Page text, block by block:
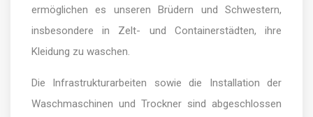
ermöglichen es unseren Brüdern und Schwestern,
insbesondere in Zelt- und Containerstädten, ihre
Kleidung zu waschen.
Die Infrastrukturarbeiten sowie die Installation der
Waschmaschinen und Trockner sind abgeschlossen